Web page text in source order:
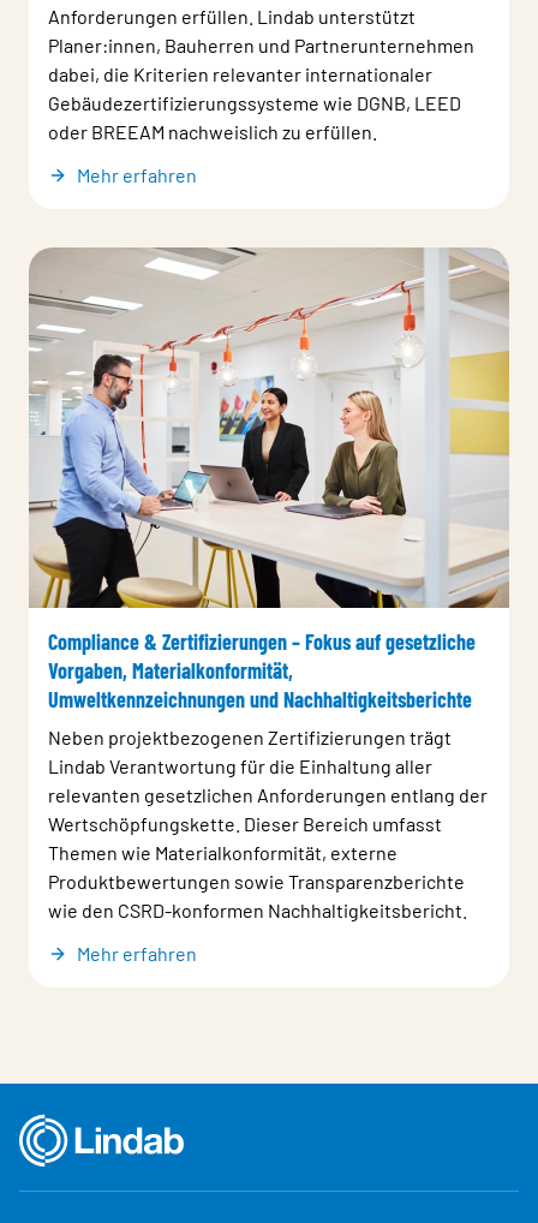
Anforderungen erfüllen. Lindab unterstützt
Planer:innen, Bauherren und Partnerunternehmen
dabei, die Kriterien relevanter internationaler
Gebäudezertifizierungssysteme wie DGNB, LEED
oder BREEAM nachweislich zu erfüllen.
Mehr erfahren
Compliance & Zertifizierungen – Fokus auf gesetzliche
Vorgaben, Materialkonformität,
Umweltkennzeichnungen und Nachhaltigkeitsberichte
Neben projektbezogenen Zertifizierungen trägt
Lindab Verantwortung für die Einhaltung aller
relevanten gesetzlichen Anforderungen entlang der
Wertschöpfungskette. Dieser Bereich umfasst
Themen wie Materialkonformität, externe
Produktbewertungen sowie Transparenzberichte
wie den CSRD‑konformen Nachhaltigkeitsbericht.
Mehr erfahren